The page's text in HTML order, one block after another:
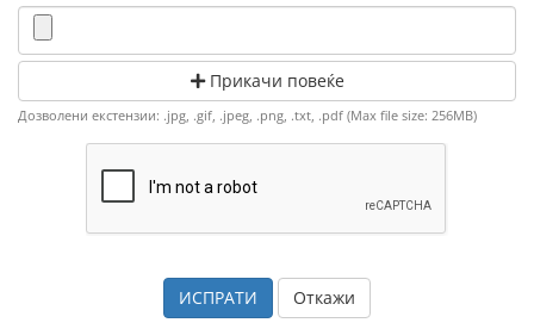
Прикачи повеќе
Дозволени екстензии: .jpg, .gif, .jpeg, .png, .txt, .pdf (Max file size: 256MB)
Откажи